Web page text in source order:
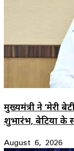
मुख्यमंत्री ने ‘मेरी
शुभारंभ, बेटियों के
August 6, 2026